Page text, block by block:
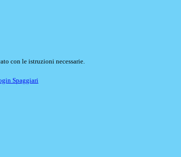
con le istruzioni necessarie.
Spaggiari